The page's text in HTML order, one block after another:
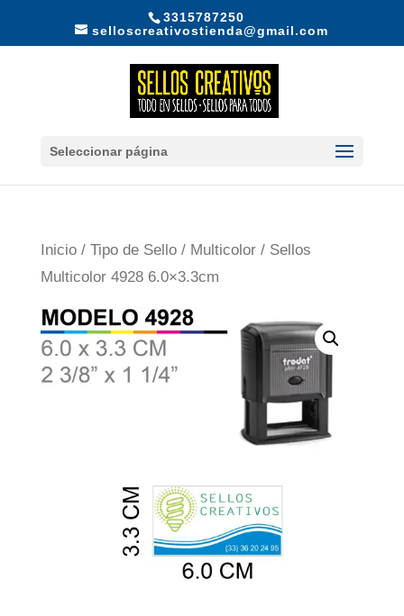
3315787250
selloscreativostienda@gmail.com
Seleccionar página
Inicio/ Tipo de Sello/ Multicolor/ Sellos
Multicolor 4928 6.0×3.3cm